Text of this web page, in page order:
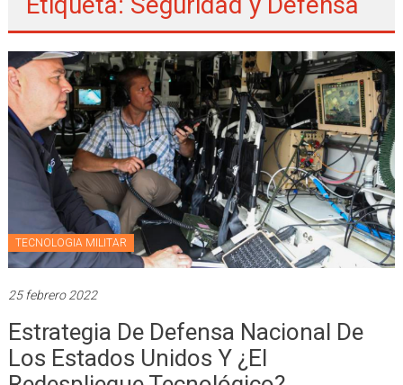
TECNOLOGIA MILITAR
25 febrero 2022
Estrategia De Defensa Nacional De
Los Estados Unidos Y ¿el